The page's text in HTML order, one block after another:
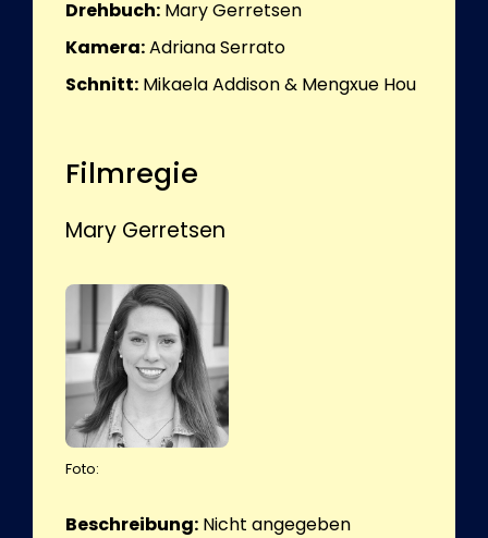
Drehbuch: Mary Gerretsen
Kamera:Adriana Serrato
Schnitt: Mikaela Addison & Mengxue Hou
Filmregie
Mary Gerretsen
Foto:
Beschreibung: Nicht angegeben